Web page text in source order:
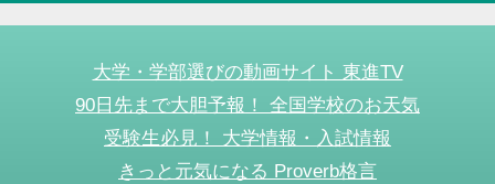
大学・学部選びの動画サイト 東進TV
90日先まで大胆予報！ 全国学校のお天気
受験生必見！ 大学情報・入試情報
きっと元気になる Proverb格言